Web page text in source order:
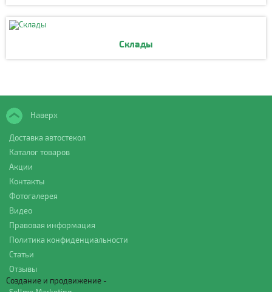
Склады
Наверх
Доставка автостекол
Каталог товаров
Акции
Контакты
Фотогалерея
Видео
Правовая информация
Политика конфиденциальности
Статьи
Отзывы
Создание и продвижение -